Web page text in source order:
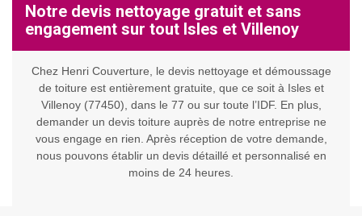
Notre devis nettoyage gratuit et sans
engagement sur tout Isles et Villenoy
Chez Henri Couverture, le devis nettoyage et démoussage
de toiture est entièrement gratuite, que ce soit à Isles et
Villenoy (77450), dans le 77 ou sur toute l’IDF. En plus,
demander un devis toiture auprès de notre entreprise ne
vous engage en rien. Après réception de votre demande,
nous pouvons établir un devis détaillé et personnalisé en
moins de 24 heures.